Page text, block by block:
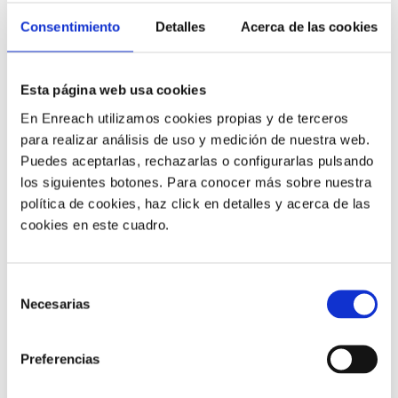
Consentimiento Detalles Acerca de las cookies
Esta página web usa cookies
En Enreach utilizamos cookies propias y de terceros
para realizar análisis de uso y medición de nuestra web.
Puedes aceptarlas, rechazarlas o configurarlas pulsando
los siguientes botones. Para conocer más sobre nuestra
política de cookies, haz click en detalles y acerca de las
cookies en este cuadro.
Necesarias
Preferencias
efectius a l’hora d’ajudar als clients i millorar el seu
3) Capacitació enfocada en
habilitats tècniques
Segons la investigació de Salesforce, el 68% dels
Ser competent amb les habilitats toves permet als
agents connectar-se millor amb els clients,
demostrar que es preocupen, arribar al cor dels seus